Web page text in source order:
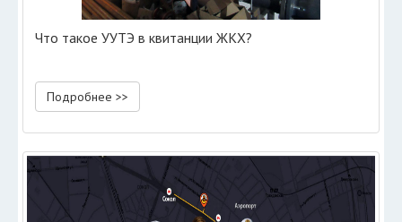
Что такое УУТЭ в квитанции ЖКХ?
Подробнее >>